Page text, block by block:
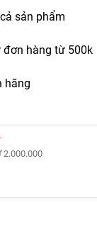
sản phẩm
đơn hàng từ 500k
hãng
2.000.000